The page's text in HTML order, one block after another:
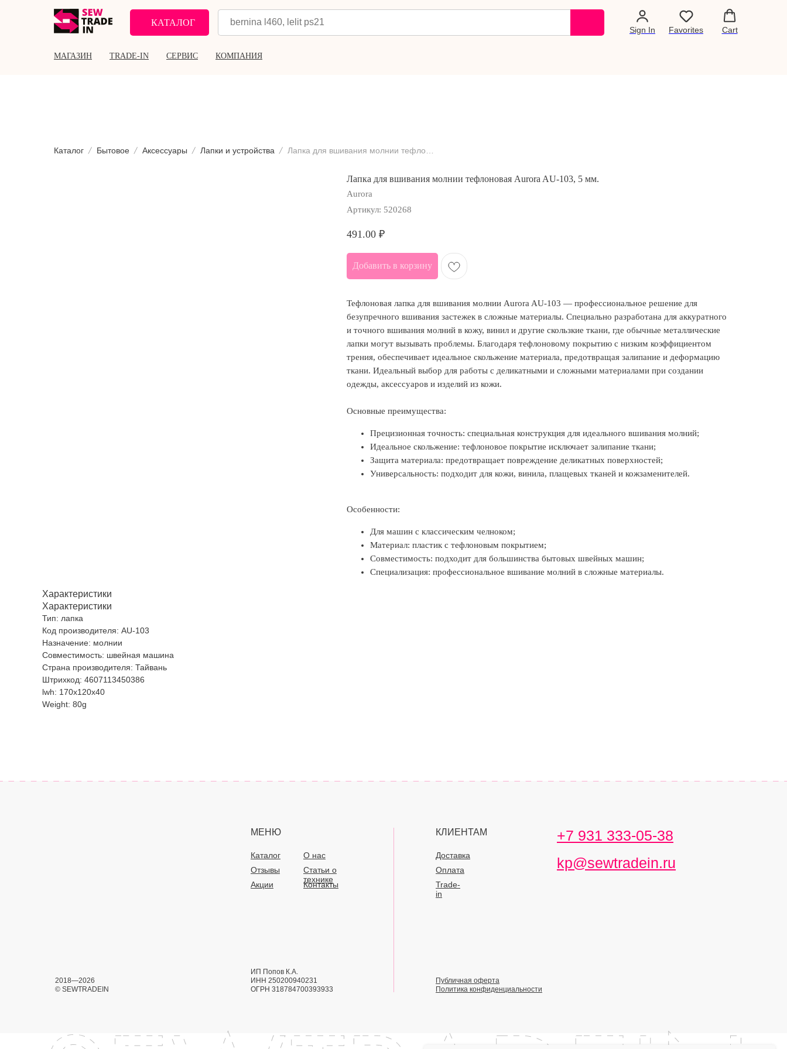
КАТАЛОГ
Sign In Favorites Cart
МАГАЗИН TRADE-IN СЕРВИС КОМПАНИЯ
Каталог Бытовое Аксессуары Лапки и устройства
Лапка для вшивания молнии тефлоновая Aurora AU-103, 5 мм.
Aurora
Артикул: 520268
491.00 ₽
Добавить в корзину
Тефлоновая лапка для вшивания молнии Aurora AU-103 — профессиональное решение для
безупречного вшивания застежек в сложные материалы. Специально разработана для аккуратного
и точного вшивания молний в кожу, винил и другие скользкие ткани, где обычные металлические
лапки могут вызывать проблемы. Благодаря тефлоновому покрытию с низким коэффициентом
трения, обеспечивает идеальное скольжение материала, предотвращая залипание и деформацию
ткани. Идеальный выбор для работы с деликатными и сложными материалами при создании
одежды, аксессуаров и изделий из кожи.
Основные преимущества:
Прецизионная точность: специальная конструкция для идеального вшивания молний;
Идеальное скольжение: тефлоновое покрытие исключает залипание ткани;
Защита материала: предотвращает повреждение деликатных поверхностей;
Универсальность: подходит для кожи, винила, плащевых тканей и кожзаменителей.
Особенности:
Для машин с классическим челноком;
Материал: пластик с тефлоновым покрытием;
Совместимость: подходит для большинства бытовых швейных машин;
Специализация: профессиональное вшивание молний в сложные материалы.
Характеристики
Характеристики
Тип: лапка
Код производителя: AU-103
Назначение: молнии
Совместимость: швейная машина
Страна производителя: Тайвань
Штрихкод: 4607113450386
lwh: 170x120x40
Weight: 80g
МЕНЮ КЛИЕНТАМ
Каталог О нас
Доставка
Статьи о
технике
Оплата
Отзывы
Акции
Контакты
Trade-
in
+7 931 333-05-38
kp@sewtradein.ru
ИП Попов К.А.
ИНН 250200940231
ОГРН 318784700393933
Политика конфиденциальности
Публичная оферта
2018—2026
© SEWTRADEIN